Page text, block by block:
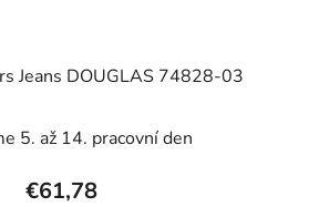
Jeans DOUGLAS 74828-03
5. až 14. pracovní den
€61,78